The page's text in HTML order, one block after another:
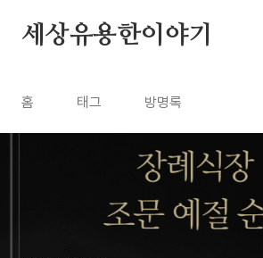
세상유용한이야기
홈 태그 방명록